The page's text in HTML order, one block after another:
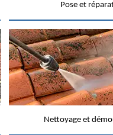
Pose et
Nettoyage et